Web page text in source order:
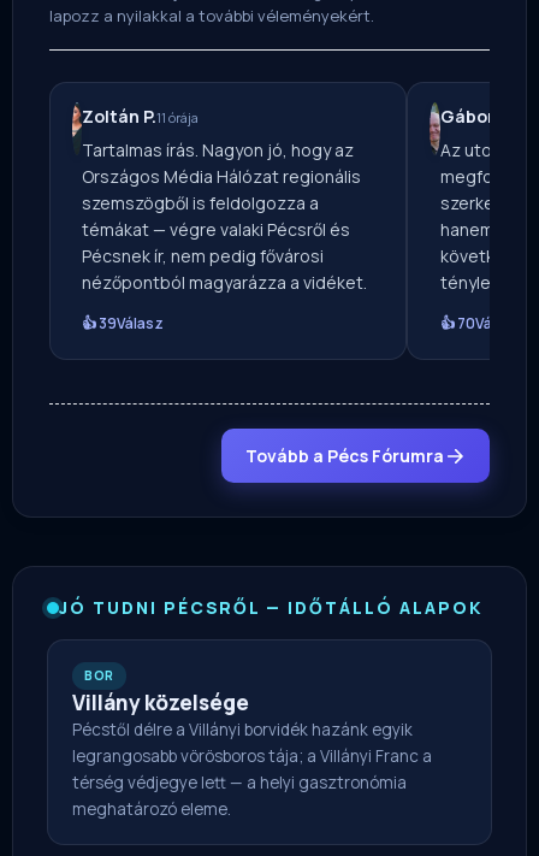
lapozz a nyilakkal a további véleményekért.
Zoltán P.11 órája
Tartalmas írás. Nagyon jó, hogy az
Országos Média Hálózat regionális
szemszögből is feldolgozza a
témákat — végre valaki Pécsről és
Pécsnek ír, nem pedig fővárosi
nézőpontból magyarázza a vidéket.
👍 39Válasz
Gábor S.
Az utolsó
megfogott.
hanem a
tényleg van
👍 70Válasz
Tovább a Pécs Fórumra
JÓ TUDNI PÉCSRŐL — IDŐTÁLLÓ ALAPOK
BOR
Villány közelsége
Pécstől délre a Villányi borvidék hazánk egyik
legrangosabb vörösboros tája; a Villányi Franc a
térség védjegye lett — a helyi gasztronómia
meghatározó eleme.